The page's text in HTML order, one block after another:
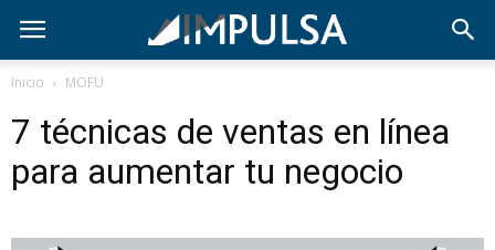
Inicio MOFU
7 técnicas de ventas en línea
para aumentar tu negocio